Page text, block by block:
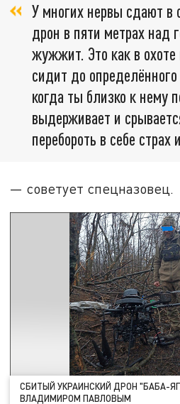
У многих нервы сдают в
дрон в пяти метрах над
жужжит. Это как в
сидит до
когда ты близко к нему
выдерживает и
перебороть в себе страх
— советует спецназовец.
СБИТЫЙ УКРАИНСКИЙ ДРОН "БАБА-
ВЛАДИМИРОМ ПАВЛОВЫМ